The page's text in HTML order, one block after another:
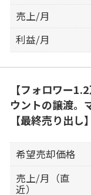
売上/月
利益/月
【フォロワー
ウントの譲渡。
【最終売り出し】
希望売却価格
売上/月（直
近）